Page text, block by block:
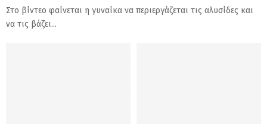
Στο βίντεο φαίνεται η γυναίκα να περιεργάζεται τις αλυσίδες και
να τις βάζει...